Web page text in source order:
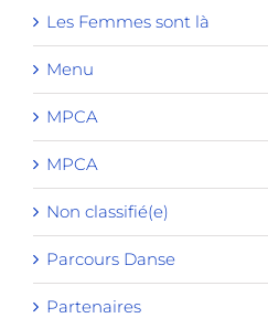
Les Femmes sont là
Menu
MPCA
MPCA
Non classifié(e)
Parcours Danse
Partenaires